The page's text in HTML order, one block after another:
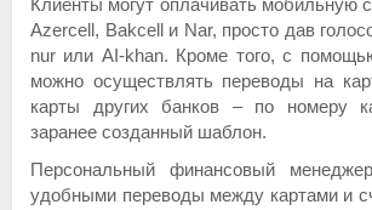
Клиенты могут оплачивать мобильную
Azercell, Bakcell и Nar, просто дав
nur или AI-khan. Кроме того, с
можно осуществлять переводы на
карты других банков – по номеру
заранее созданный шаблон.
Персональный финансовый
удобными переводы между картами и